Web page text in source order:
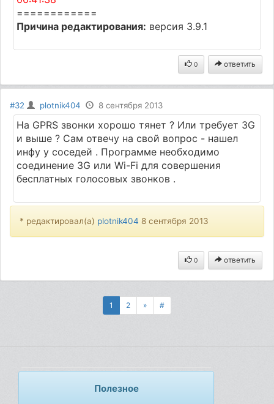
============
Причина редактирования: версия 3.9.1
0 ответить
#32 plotnik404 8 сентября 2013
На GPRS звонки хорошо тянет ? Или требует 3G
и выше ? Сам отвечу на свой вопрос - нашел
инфу у соседей . Программе необходимо
соединение 3G или Wi-Fi для совершения
бесплатных голосовых звонков .
* редактировал(а) plotnik404 8 сентября 2013
0 ответить
1 2 » #
Полезное